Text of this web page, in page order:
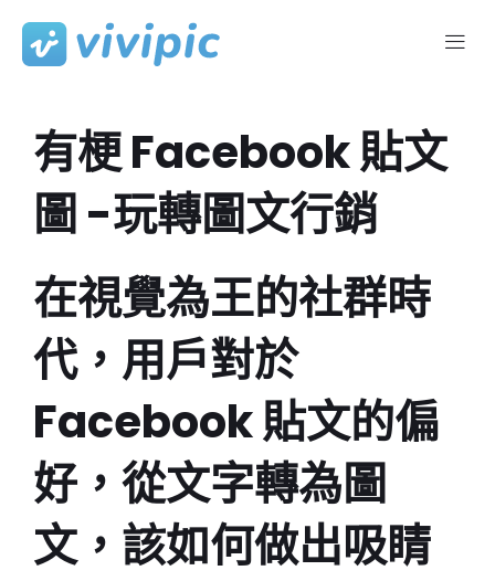
Skip
有梗 Facebook 貼文
圖 -玩轉圖文行銷
在視覺為王的社群時
代，用戶對於
Facebook 貼文的偏
好，從文字轉為圖
文，該如何做出吸睛